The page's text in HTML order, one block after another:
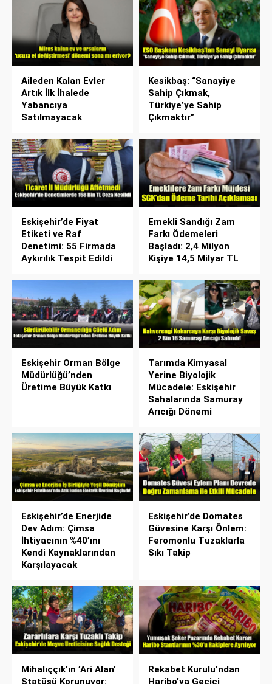
Aileden Kalan Evler
Artık İlk İhalede
Yabancıya
Satılmayacak
Kesikbaş: “Sanayiye
Sahip Çıkmak,
Türkiye’ye Sahip
Çıkmaktır”
Eskişehir’de Fiyat
Etiketi ve Raf
Denetimi: 55 Firmada
Aykırılık Tespit Edildi
Emekli Sandığı Zam
Farkı Ödemeleri
Başladı: 2,4 Milyon
Kişiye 14,5 Milyar TL
Eskişehir Orman Bölge
Müdürlüğü’nden
Üretime Büyük Katkı
Tarımda Kimyasal
Yerine Biyolojik
Mücadele: Eskişehir
Sahalarında Samuray
Arıcığı Dönemi
Eskişehir’de Enerjide
Dev Adım: Çimsa
İhtiyacının %40’ını
Kendi Kaynaklarından
Karşılayacak
Eskişehir’de Domates
Güvesine Karşı Önlem:
Feromonlu Tuzaklarla
Sıkı Takip
Mihalıççık’ın ’Ari Alan’
Statüsü Korunuyor:
Rekabet Kurulu’ndan
Haribo’ya Geçici